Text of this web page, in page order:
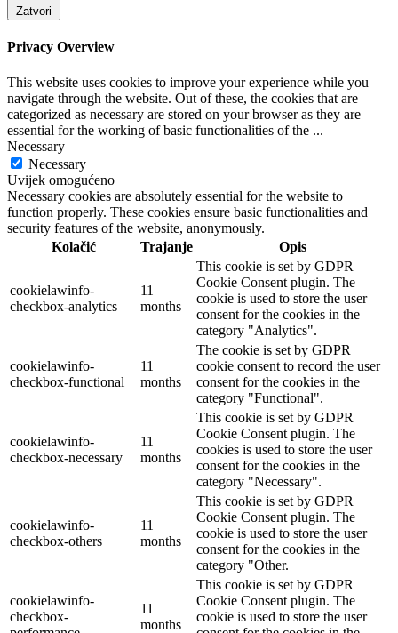
Zatvori
Privacy Overview
This website uses cookies to improve your experience while you
navigate through the website. Out of these, the cookies that are
categorized as necessary are stored on your browser as they are
essential for the working of basic functionalities of the ...
Necessary
Necessary
Uvijek omogućeno
Necessary cookies are absolutely essential for the website to
function properly. These cookies ensure basic functionalities and
security features of the website, anonymously.
Kolačić
Trajanje Opis
cookielawinfo-
checkbox-analytics
11
months
This cookie is set by GDPR
Cookie Consent plugin. The
cookie is used to store the user
consent for the cookies in the
category "Analytics".
cookielawinfo-
checkbox-functional
11
months
The cookie is set by GDPR
cookie consent to record the user
consent for the cookies in the
category "Functional".
cookielawinfo-
checkbox-necessary
11
months
This cookie is set by GDPR
Cookie Consent plugin. The
cookies is used to store the user
consent for the cookies in the
category "Necessary".
cookielawinfo-
checkbox-others
11
months
This cookie is set by GDPR
Cookie Consent plugin. The
cookie is used to store the user
consent for the cookies in the
category "Other.
cookielawinfo-
checkbox-
11
months
This cookie is set by GDPR
Cookie Consent plugin. The
cookie is used to store the user